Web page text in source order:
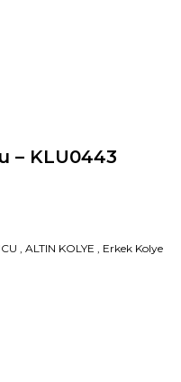
– KLU0443
,ALTIN KOLYE
Erkek Kolye